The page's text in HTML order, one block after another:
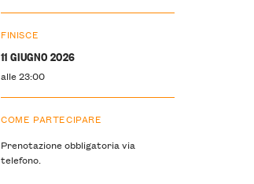
FINISCE
11 GIUGNO 2026
alle 23:00
COME PARTECIPARE
Prenotazione obbligatoria via
telefono.